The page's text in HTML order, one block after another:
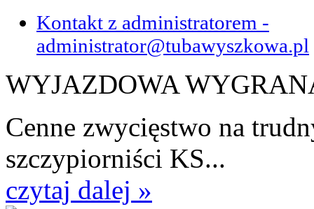
Kontakt z administratorem -
administrator@tubawyszkowa.pl
WYJAZDOWA
Cenne zwycięstwo na
szczypiorniści KS...
czytaj dalej »